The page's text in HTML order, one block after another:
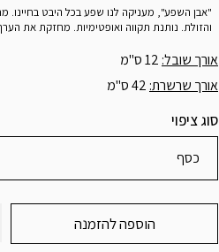
"אבן השפע", מעניקה לנו שפע בכל היבט בחיינו.
והזולת. נותנת תקווה ואופטימיות. מחזקת את
אורך שובל:
אורך שרשרת:
סוג ציפוי
כסף
הוספה להזמנה